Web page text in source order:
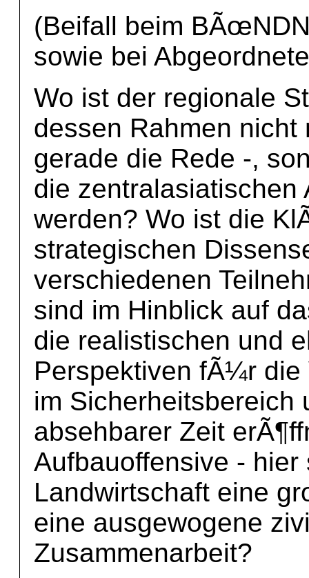
(Beifall beim
sowie bei
Wo ist der regionale
dessen Rahmen
gerade die Rede -,
die zentralasiatischen
werden? Wo ist die
strategischen
verschiedenen
sind im Hinblick auf
die realistischen und
Perspektiven fÃ¼r
im
absehbarer Zeit
Aufbauoffensive -
Landwirtschaft eine
eine ausgewogene
Zusammenarbeit?